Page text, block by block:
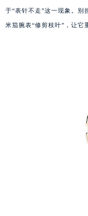
于“表针不走”这一现象。别
米茄腕表“修剪枝叶”，让它